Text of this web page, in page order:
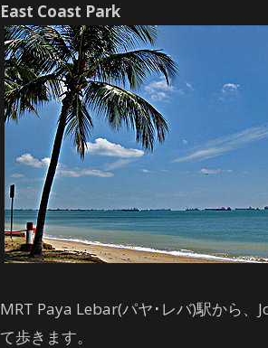
East Coast Park
MRT Paya Lebar(パヤ･レバ)駅から、
て歩きます。